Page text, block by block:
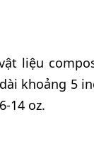
liệu
khoảng 5
14 oz.